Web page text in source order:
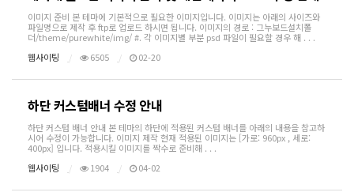
이미지 준비 본 테마에 기본적으로 필요한 이미지입니다. 이미지는 아래의 사이즈와
파일명으로 제작 후 ftp로 업로드 하시면 됩니다. 이미지의 경로 : 그누보드설치폴
더/theme/purewhite/img/ #. 각 이미지별 부분 psd 파일이 필요할 경우 해 . . .
웹사이팅
6505 02-20
하단 커스텀배너 수정 안내
하단 커스텀 배너 안내 본 테마의 하단에 적용된 커스텀 배너를 아래의 내용을 참고하
시어 수정이 가능합니다. 이미지 제작 현재 적용된 이미지는 [가로: 960px , 세로:
400px] 입니다. 적용시킬 이미지를 짝수로 준비해 . . .
웹사이팅
1904 04-02